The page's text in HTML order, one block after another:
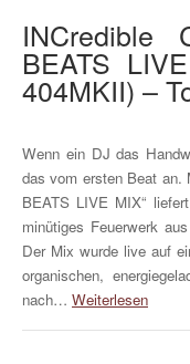
INCredible
BEATS
404MKII) –
Wenn ein DJ das
das vom ersten Beat an.
BEATS LIVE MIX“
minütiges Feuerwerk
Der Mix wurde live auf
organischen,
nach… Weiterlesen